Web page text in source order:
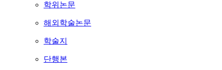
학위논문
해외학술논문
학술지
단행본